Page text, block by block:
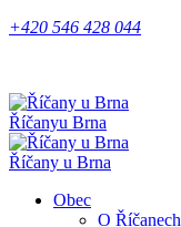
+420 546 428 044
Říčanyu Brna
Říčany u Brna
Obec
O Říčanech